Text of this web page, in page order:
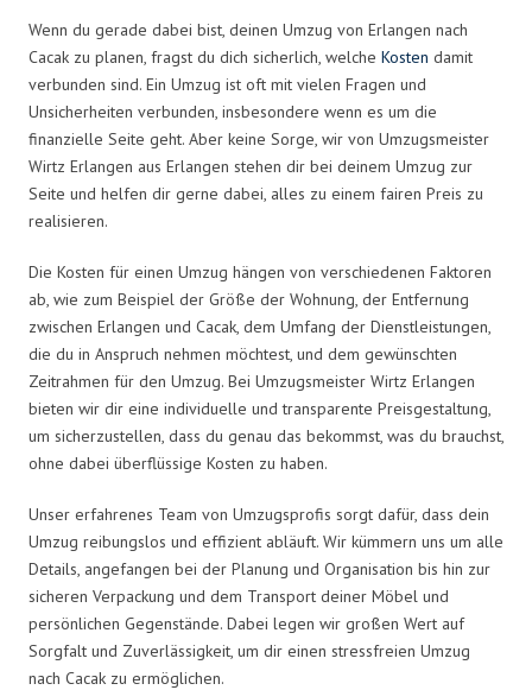
Wenn du gerade dabei bist, deinen Umzug von Erlangen nach
Cacak zu planen, fragst du dich sicherlich, welche Kosten damit
verbunden sind. Ein Umzug ist oft mit vielen Fragen und
Unsicherheiten verbunden, insbesondere wenn es um die
finanzielle Seite geht. Aber keine Sorge, wir von Umzugsmeister
Wirtz Erlangen aus Erlangen stehen dir bei deinem Umzug zur
Seite und helfen dir gerne dabei, alles zu einem fairen Preis zu
realisieren.
Die Kosten für einen Umzug hängen von verschiedenen Faktoren
ab, wie zum Beispiel der Größe der Wohnung, der Entfernung
zwischen Erlangen und Cacak, dem Umfang der Dienstleistungen,
die du in Anspruch nehmen möchtest, und dem gewünschten
Zeitrahmen für den Umzug. Bei Umzugsmeister Wirtz Erlangen
bieten wir dir eine individuelle und transparente Preisgestaltung,
um sicherzustellen, dass du genau das bekommst, was du brauchst,
ohne dabei überflüssige Kosten zu haben.
Unser erfahrenes Team von Umzugsprofis sorgt dafür, dass dein
Umzug reibungslos und effizient abläuft. Wir kümmern uns um alle
Details, angefangen bei der Planung und Organisation bis hin zur
sicheren Verpackung und dem Transport deiner Möbel und
persönlichen Gegenstände. Dabei legen wir großen Wert auf
Sorgfalt und Zuverlässigkeit, um dir einen stressfreien Umzug
nach Cacak zu ermöglichen.